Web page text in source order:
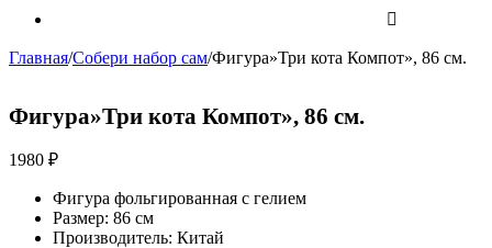
Главная/Собери набор сам/Фигура»Три кота Компот», 86 см.
Фигура»Три кота Компот», 86 см.
1980 ₽
Фигура фольгированная с гелием
Размер: 86 см
Производитель: Китай